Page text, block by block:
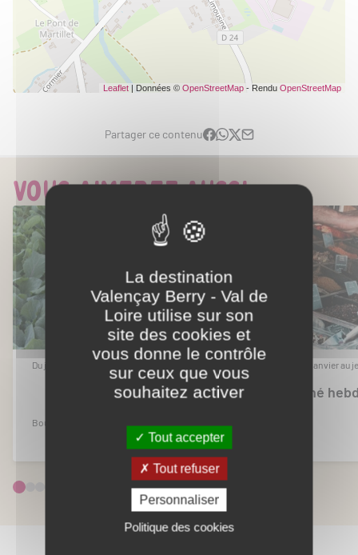
Leaflet | Données © OpenStreetMap - Rendu OpenStreetMap
Partager ce contenu
Vous aimerez aussi...
Du jeudi 1er janvier au jeudi 31 décembre 2026
Marché hebdomadaire
Bouges-le-Château
Du jeudi 1er janvier au
Marché
La destination
Valençay Berry - Val de
Loire utilise sur son
site des cookies et
vous donne le contrôle
sur ceux que vous
souhaitez activer
Tout accepter
Tout refuser
Personnaliser
Politique des cookies